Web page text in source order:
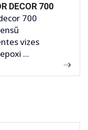
DECOR 700
700
vizes
...